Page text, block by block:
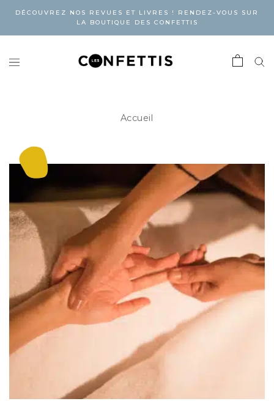
DÉCOUVREZ NOS REVUES ET LIVRES ! RENDEZ-VOUS SUR
LA BOUTIQUE DES CONFETTIS
Accueil